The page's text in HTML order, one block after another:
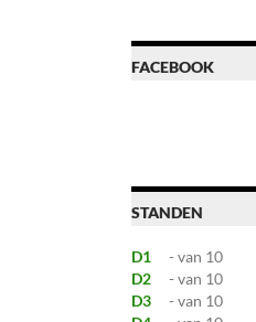
FACEBOOK
STANDEN
D1 - van 10
D2
- van 10
D3
- van 10